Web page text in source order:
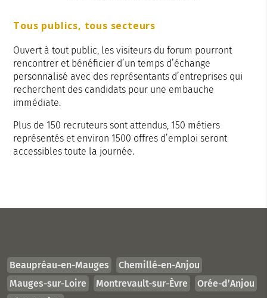
Tous publics, tous secteurs
Ouvert à tout public, les visiteurs du forum pourront
rencontrer et bénéficier d’un temps d’échange
personnalisé avec des représentants d’entreprises qui
recherchent des candidats pour une embauche
immédiate.
Plus de 150 recruteurs sont attendus, 150 métiers
représentés et environ 1500 offres d’emploi seront
accessibles toute la journée.
Beaupréau-en-Mauges
Chemillé-en-Anjou
Mauges-sur-Loire
Montrevault-sur-Èvre
Orée-d’Anjou